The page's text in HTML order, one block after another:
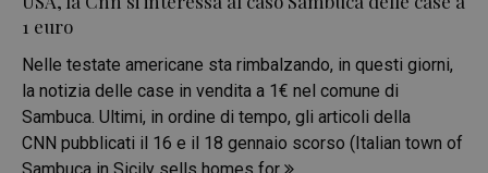
1 euro
Nelle testate americane sta rimbalzando, in questi giorni,
la notizia delle case in vendita a 1€ nel comune di
Sambuca. Ultimi, in ordine di tempo, gli articoli della
CNN pubblicati il 16 e il 18 gennaio scorso (Italian town of